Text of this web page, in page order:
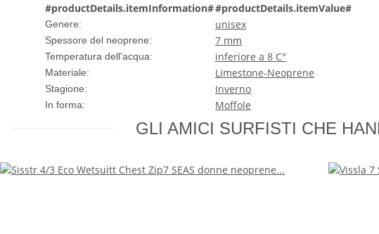
#productDetails.itemInformation##productDetails.itemValue#
Genere: unisex
Spessore del neoprene: 7 mm
Temperatura dell'acqua: inferiore a 8 C°
Materiale: Limestone-Neoprene
Stagione: Inverno
In forma: Moffole
GLI AMICI SURFISTI CHE